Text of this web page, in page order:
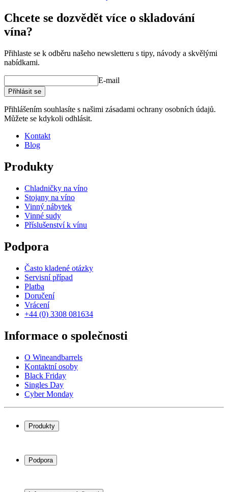
Chcete se dozvědět více o skladování
vína?
Přihlaste se k odběru našeho newsletteru s tipy, návody a skvělými
nabídkami.
E-mail
Přihlásit se
Přihlášením souhlasíte s našimi zásadami ochrany osobních údajů.
Můžete se kdykoli odhlásit.
Kontakt
Blog
Produkty
Chladničky na víno
Stojany na víno
Vinný nábytek
Vinné sudy
Příslušenství k vínu
Podpora
Často kladené otázky
Servisní případ
Platba
Doručení
Vrácení
+44 (0) 3308 081634
Informace o společnosti
O Wineandbarrels
Kontaktní osoby
Black Friday
Singles Day
Cyber Monday
Produkty
Stojany na víno
Vinný nábytek
Podpora
Servisní případ